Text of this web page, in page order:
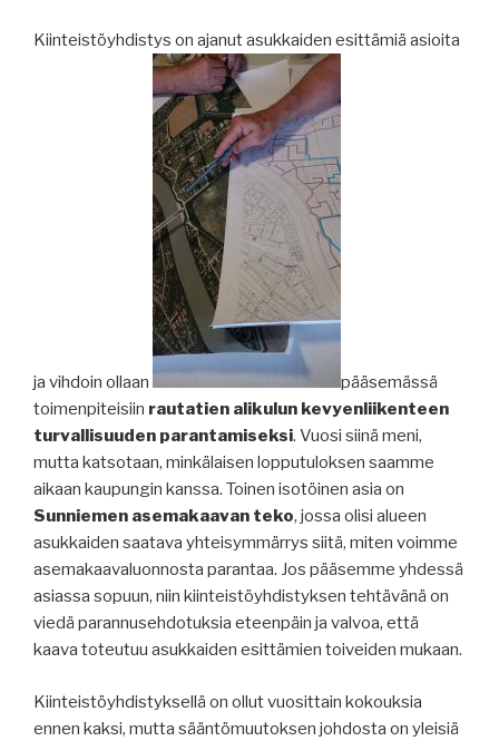
Kiinteistöyhdistys on ajanut asukkaiden esittämiä asioita
ja vihdoin ollaan
pääsemässä
toimenpiteisiin rautatien alikulun kevyenliikenteen
turvallisuuden parantamiseksi. Vuosi siinä meni,
mutta katsotaan, minkälaisen lopputuloksen saamme
aikaan kaupungin kanssa. Toinen isotöinen asia on
Sunniemen asemakaavan teko, jossa olisi alueen
asukkaiden saatava yhteisymmärrys siitä, miten voimme
asemakaavaluonnosta parantaa. Jos pääsemme yhdessä
asiassa sopuun, niin kiinteistöyhdistyksen tehtävänä on
viedä parannusehdotuksia eteenpäin ja valvoa, että
kaava toteutuu asukkaiden esittämien toiveiden mukaan.
Kiinteistöyhdistyksellä on ollut vuosittain kokouksia
ennen kaksi, mutta sääntömuutoksen johdosta on yleisiä